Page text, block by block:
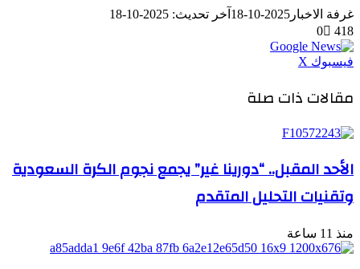
غرفة الاخبار 2025-10-18
آخر تحديث: 2025-10-18
0
418
فيسبوك ‫X
البريد
مقالات ذات صلة
الأحد المقبل.. “دورينا غير” يجمع نجوم الكرة السعودية
وتقنيات التحليل المتقدم
منذ 11 ساعة